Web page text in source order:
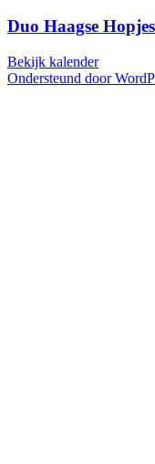
Duo Haagse
Bekijk kalender
Ondersteund door